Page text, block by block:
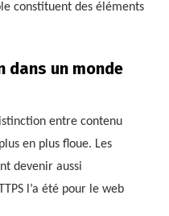
constituent des éléments
dans un monde
entre contenu
en plus floue. Les
devenir aussi
l’a été pour le web